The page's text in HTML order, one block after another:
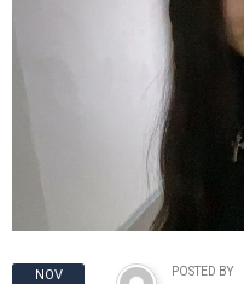
NOV POSTED BY